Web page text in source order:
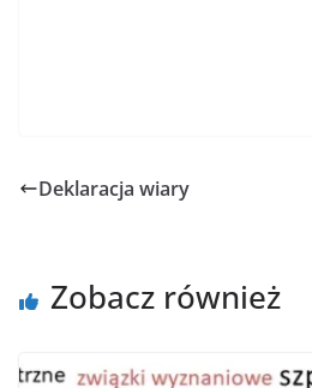
Deklaracja wiary
Zobacz również